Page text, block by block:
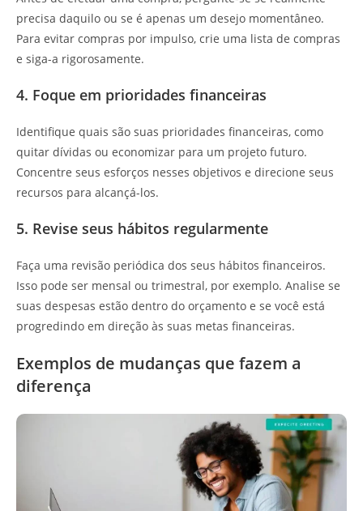
precisa daquilo ou se é apenas um desejo momentâneo.
Para evitar compras por impulso, crie uma lista de compras
e siga-a rigorosamente.
4. Foque em prioridades financeiras
Identifique quais são suas prioridades financeiras, como
quitar dívidas ou economizar para um projeto futuro.
Concentre seus esforços nesses objetivos e direcione seus
recursos para alcançá-los.
5. Revise seus hábitos regularmente
Faça uma revisão periódica dos seus hábitos financeiros.
Isso pode ser mensal ou trimestral, por exemplo. Analise se
suas despesas estão dentro do orçamento e se você está
progredindo em direção às suas metas financeiras.
Exemplos de mudanças que fazem a
diferença